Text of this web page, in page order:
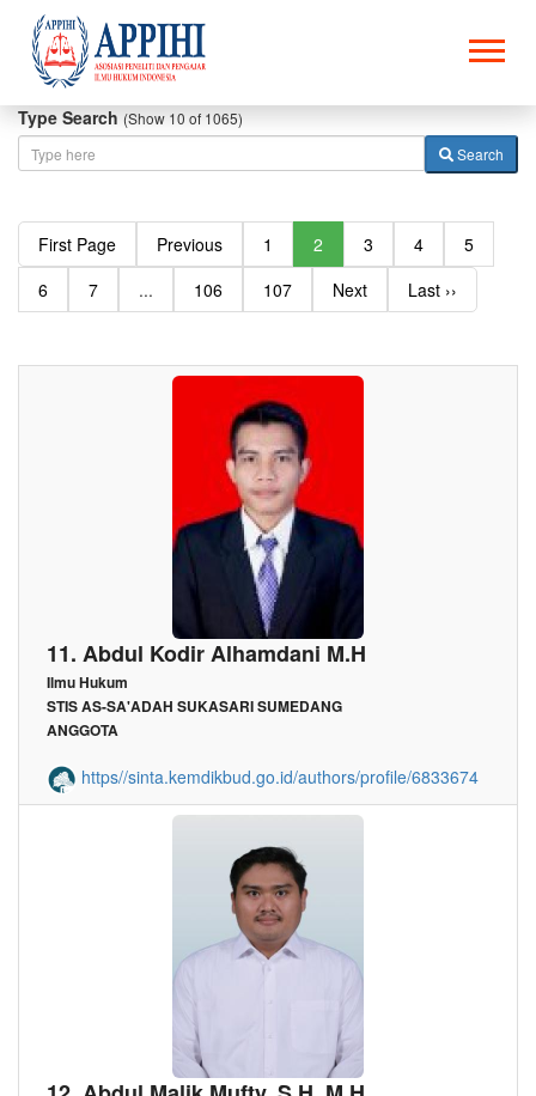
Type Search (Show 10 of 1065)
Search
First Page Previous 1 2 3 4
5
6
7 ... 106 107 Next Last ››
11. Abdul Kodir Alhamdani M.H
Ilmu Hukum
STIS AS-SA'ADAH SUKASARI SUMEDANG
ANGGOTA
https//sinta.kemdikbud.go.id/authors/profile/6833674